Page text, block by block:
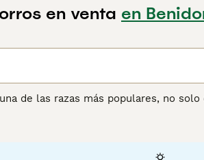
en venta en
de las razas más populares, no
o una casa en el campo. Aunque